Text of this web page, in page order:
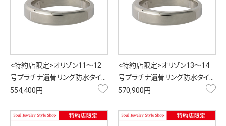
<特約店限定>オリゾン11～12
号プラチナ遺骨リング防水タイ…
554,400円
お気に入り
<特約店限定>オリゾン13～14
号プラチナ遺骨リング防水タイ…
570,900円